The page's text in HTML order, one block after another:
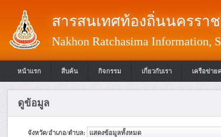
สารสนเทศท้องถิ่นนครรา
Nakhon Ratchasima Information,
หน้าแรก สืบค้น กิจกรรม เกี่ยวกับเรา เครือข่าย
ดูข้อมูล
จังหวัด/อำเภอ/ตำบล: